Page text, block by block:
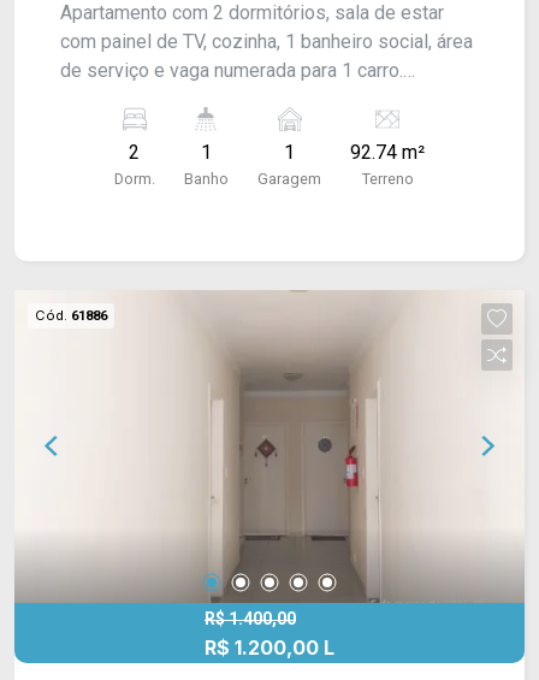
Apartamento com 2 dormitórios, sala de estar
com painel de TV, cozinha, 1 banheiro social, área
de serviço e vaga numerada para 1 carro.
2
Dorm.
1
Banho
1
Garagem
92.74 m²
Terreno
Cód. 61886
R$ 1.400,00
R$ 1.200,00 L